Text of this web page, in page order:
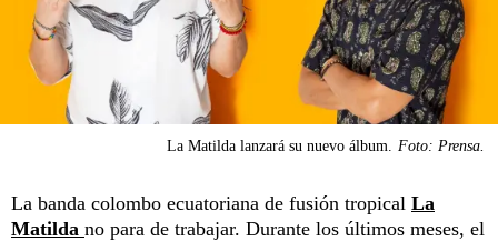
La Matilda lanzará su nuevo álbum. Foto: Prensa.
La banda colombo ecuatoriana de fusión tropical La
Matilda no para de trabajar. Durante los últimos meses, el